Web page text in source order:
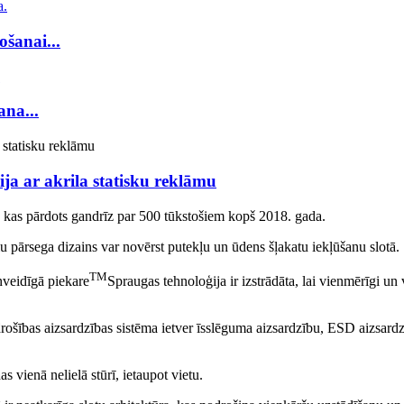
ar akrila statisku reklāmu
pārdots gandrīz par 500 tūkstošiem kopš 2018. gada.
pārsega dizains var novērst putekļu un ūdens šļakatu iekļūšanu slotā.
piekareTMSpraugas tehnoloģija ir izstrādāta, lai vienmērīgi
aizsardzības sistēma ietver īsslēguma aizsardzību, ESD
vienā nelielā stūrī, ietaupot vietu.